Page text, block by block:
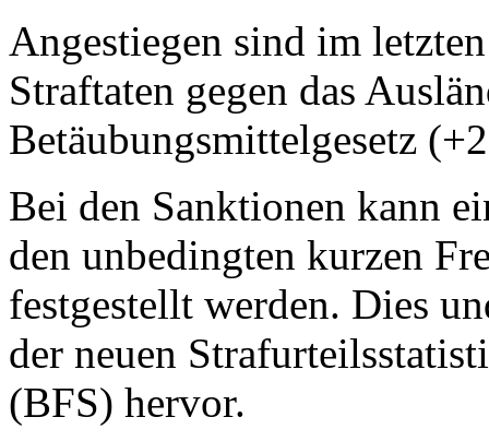
Angestiegen sind im
Straftaten gegen das
Betäubungsmittelgesetz
Bei den Sanktionen kann
den unbedingten kurzen
festgestellt werden. Dies
der neuen
(BFS) hervor.